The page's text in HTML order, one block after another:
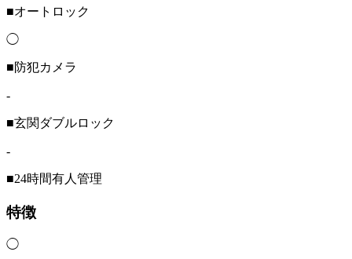
■オートロック
◯
■防犯カメラ
-
■玄関ダブルロック
-
■24時間有人管理
特徴
◯